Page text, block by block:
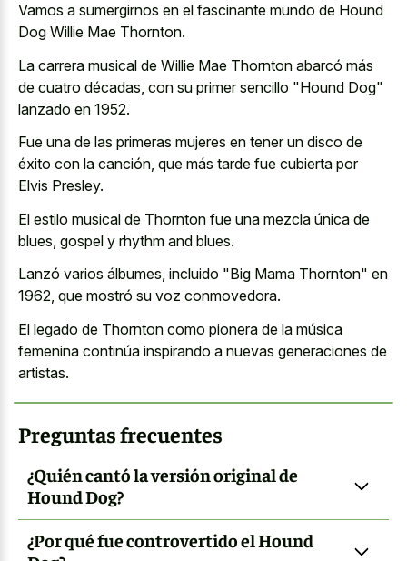
Vamos a sumergirnos en el fascinante mundo de Hound
Dog Willie Mae Thornton.
La carrera musical de Willie Mae Thornton abarcó más
de cuatro décadas, con su primer sencillo "Hound Dog"
lanzado en 1952.
Fue una de las primeras mujeres en tener un disco de
éxito con la canción, que más tarde fue cubierta por
Elvis Presley.
El estilo musical de Thornton fue una mezcla única de
blues, gospel y rhythm and blues.
Lanzó varios álbumes, incluido "Big Mama Thornton" en
1962, que mostró su voz conmovedora.
El legado de Thornton como pionera de la música
femenina continúa inspirando a nuevas generaciones de
artistas.
Preguntas frecuentes
¿Quién cantó la versión original de
Hound Dog?
¿Por qué fue controvertido el Hound